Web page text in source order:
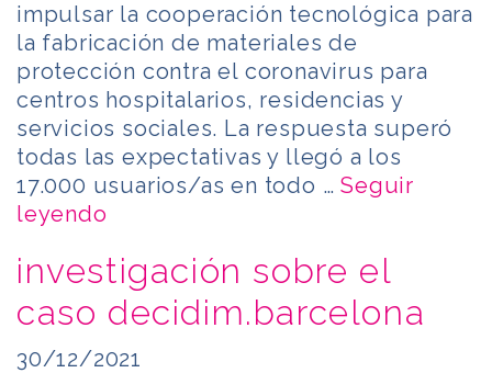
impulsar la cooperación tecnológica para
la fabricación de materiales de
protección contra el coronavirus para
centros hospitalarios, residencias y
servicios sociales. La respuesta superó
todas las expectativas y llegó a los
17.000 usuarios/as en todo …Seguir
leyendo
investigación sobre el
caso decidim.barcelona
30/12/2021